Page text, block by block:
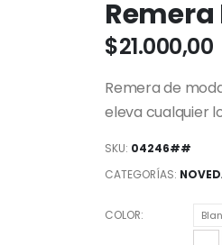
$21.000,00
Remera de
eleva cualquier
SKU: 04246##
CATEGORÍAS:
COLOR